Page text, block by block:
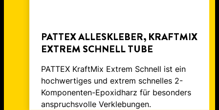
PATTEX ALLESKLEBER, KRAFTMIX
EXTREM SCHNELL TUBE
PATTEX KraftMix Extrem Schnell ist ein
hochwertiges und extrem schnelles 2-
Komponenten-Epoxidharz für besonders
anspruchsvolle Verklebungen.